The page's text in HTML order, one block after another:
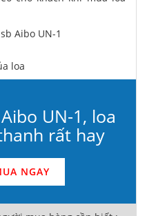
loa
UN-1, loa
rất hay
NGAY